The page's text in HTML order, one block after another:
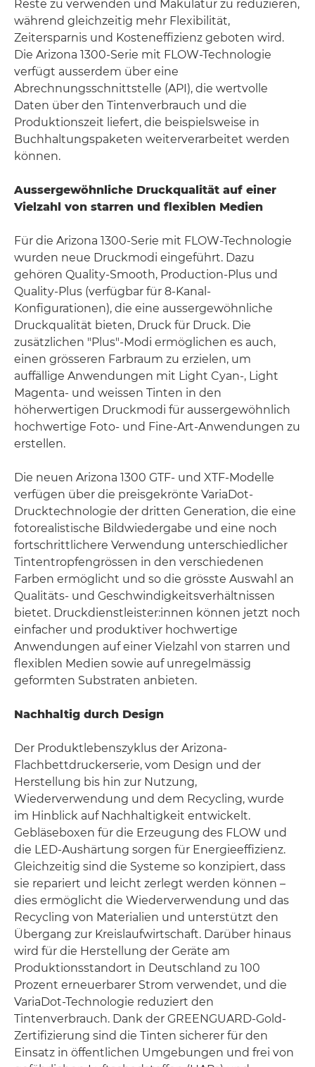
Reste zu verwenden und Makulatur zu reduzieren,
während gleichzeitig mehr Flexibilität,
Zeitersparnis und Kosteneffizienz geboten wird.
Die Arizona 1300-Serie mit FLOW-Technologie
verfügt ausserdem über eine
Abrechnungsschnittstelle (API), die wertvolle
Daten über den Tintenverbrauch und die
Produktionszeit liefert, die beispielsweise in
Buchhaltungspaketen weiterverarbeitet werden
können.
Aussergewöhnliche Druckqualität auf einer
Vielzahl von starren und flexiblen Medien
Für die Arizona 1300-Serie mit FLOW-Technologie
wurden neue Druckmodi eingeführt. Dazu
gehören Quality-Smooth, Production-Plus und
Quality-Plus (verfügbar für 8-Kanal-
Konfigurationen), die eine aussergewöhnliche
Druckqualität bieten, Druck für Druck. Die
zusätzlichen "Plus"-Modi ermöglichen es auch,
einen grösseren Farbraum zu erzielen, um
auffällige Anwendungen mit Light Cyan-, Light
Magenta- und weissen Tinten in den
höherwertigen Druckmodi für aussergewöhnlich
hochwertige Foto- und Fine-Art-Anwendungen zu
erstellen.
Die neuen Arizona 1300 GTF- und XTF-Modelle
verfügen über die preisgekrönte VariaDot-
Drucktechnologie der dritten Generation, die eine
fotorealistische Bildwiedergabe und eine noch
fortschrittlichere Verwendung unterschiedlicher
Tintentropfengrössen in den verschiedenen
Farben ermöglicht und so die grösste Auswahl an
Qualitäts- und Geschwindigkeitsverhältnissen
bietet. Druckdienstleister:innen können jetzt noch
einfacher und produktiver hochwertige
Anwendungen auf einer Vielzahl von starren und
flexiblen Medien sowie auf unregelmässig
geformten Substraten anbieten.
Nachhaltig durch Design
Der Produktlebenszyklus der Arizona-
Flachbettdruckerserie, vom Design und der
Herstellung bis hin zur Nutzung,
Wiederverwendung und dem Recycling, wurde
im Hinblick auf Nachhaltigkeit entwickelt.
Gebläseboxen für die Erzeugung des FLOW und
die LED-Aushärtung sorgen für Energieeffizienz.
Gleichzeitig sind die Systeme so konzipiert, dass
sie repariert und leicht zerlegt werden können –
dies ermöglicht die Wiederverwendung und das
Recycling von Materialien und unterstützt den
Übergang zur Kreislaufwirtschaft. Darüber hinaus
wird für die Herstellung der Geräte am
Produktionsstandort in Deutschland zu 100
Prozent erneuerbarer Strom verwendet, und die
VariaDot-Technologie reduziert den
Tintenverbrauch. Dank der GREENGUARD-Gold-
Zertifizierung sind die Tinten sicherer für den
Einsatz in öffentlichen Umgebungen und frei von